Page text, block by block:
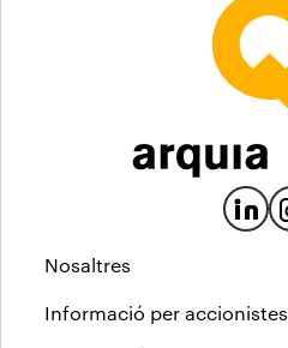
Nosaltres
Informació per accionistes